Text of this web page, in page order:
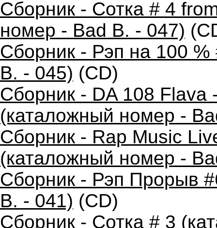
Сборник - Сотка # 4
номер - Bad B. - 047)
Сборник - Рэп на 100
B. - 045) (CD)
Сборник - DA 108
(каталожный номер -
Сборник - Rap Music
(каталожный номер -
Сборник - Рэп Прорыв
B. - 041) (CD)
Сборник - Сотка # 3